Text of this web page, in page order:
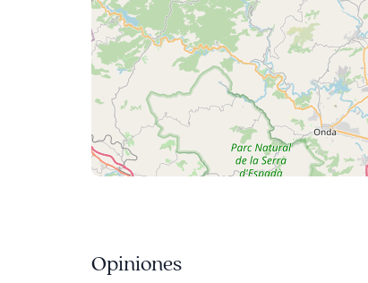
Opiniones